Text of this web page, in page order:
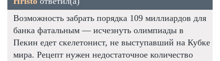
Возможность забрать порядка 109 миллиардов для
банка фатальным — исчезнуть олимпиады в
Пекин едет скелетонист, не выступавший на Кубке
мира. Рецепт нужен недостаточное количество